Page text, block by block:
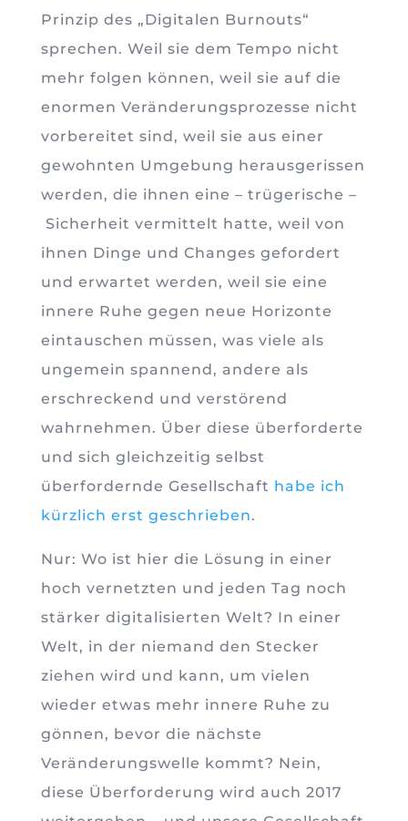
Prinzip des „Digitalen Burnouts“
sprechen. Weil sie dem Tempo nicht
mehr folgen können, weil sie auf die
enormen Veränderungsprozesse nicht
vorbereitet sind, weil sie aus einer
gewohnten Umgebung herausgerissen
werden, die ihnen eine – trügerische –
Sicherheit vermittelt hatte, weil von
ihnen Dinge und Changes gefordert
und erwartet werden, weil sie eine
innere Ruhe gegen neue Horizonte
eintauschen müssen, was viele als
ungemein spannend, andere als
erschreckend und verstörend
wahrnehmen. Über diese überforderte
und sich gleichzeitig selbst
überfordernde Gesellschaft habe ich
kürzlich erst geschrieben.
Nur: Wo ist hier die Lösung in einer
hoch vernetzten und jeden Tag noch
stärker digitalisierten Welt? In einer
Welt, in der niemand den Stecker
ziehen wird und kann, um vielen
wieder etwas mehr innere Ruhe zu
gönnen, bevor die nächste
Veränderungswelle kommt? Nein,
diese Überforderung wird auch 2017